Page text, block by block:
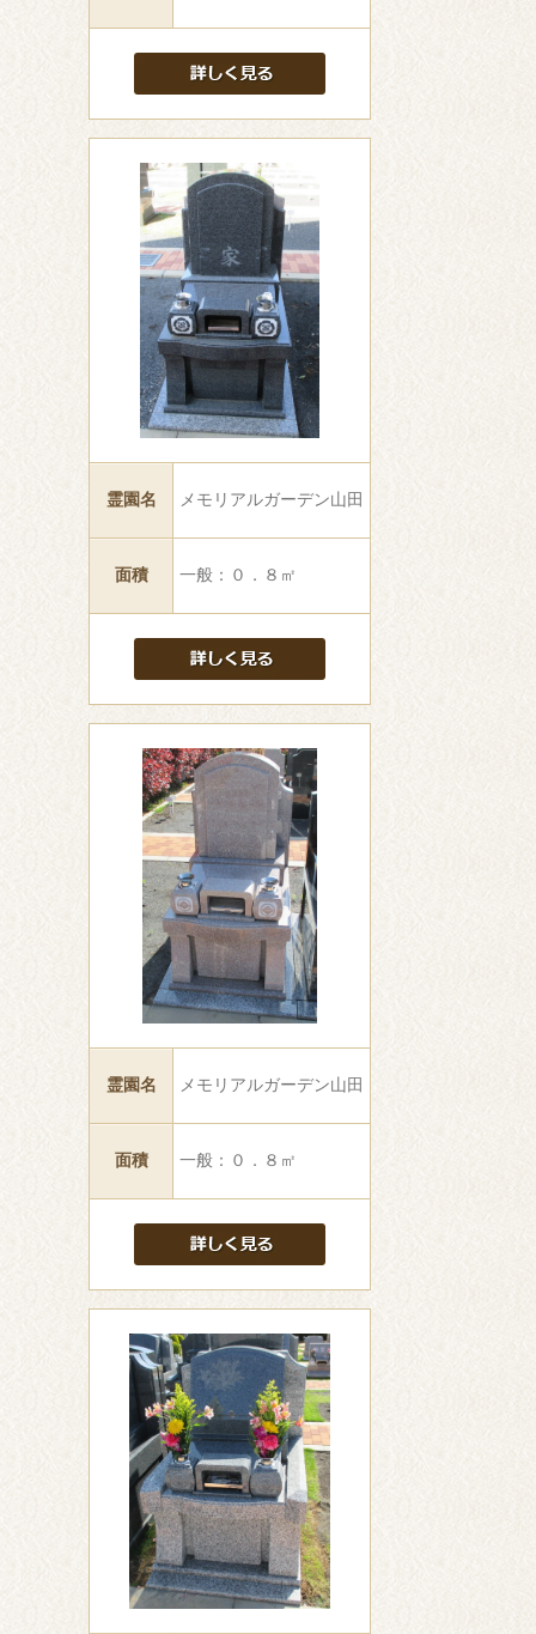
霊園名 メモリアルガーデン山田
面積 一般：０．８㎡
霊園名 メモリアルガーデン山田
面積 一般：０．８㎡